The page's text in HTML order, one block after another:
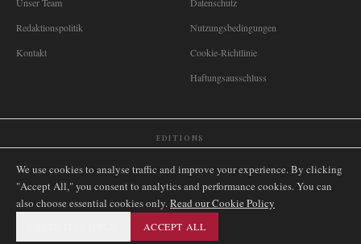
Redaktionspolitik
Kontakt
Nutzungsbedingungen
Cookie-Richtlinie
Haftungsausschluss
EDITIONS
🇿🇦 South Africa Singapore🇩🇪 Deutschland Nederland 🇫🇷 France
🇮🇹 Italia🇪🇸 España🇧🇷 Brasil🇸🇪 Sverige🇳🇴 Norge🇩🇰
AIRNAMIBIA MEDIA.ALLE RECHTE VORBEHALTEN.
We use cookies to analyse traffic and improve your experience. By clicking
"Accept All," you consent to analytics and performance cookies. You can
also choose essential cookies only.Read our Cookie Policy
ACCEPT ALL